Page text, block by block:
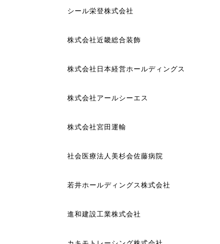
シール栄登株式会社
株式会社近畿総合装飾
株式会社日本経営ホールディングス
株式会社アールシーエス
株式会社宮田運輸
社会医療法人美杉会佐藤病院
若井ホールディングス株式会社
進和建設工業株式会社